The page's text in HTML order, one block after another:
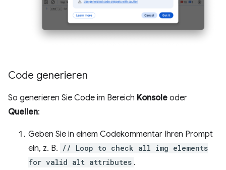
Code generieren
So generieren Sie Code im Bereich Konsole oder
Quellen:
Geben Sie in einem Codekommentar Ihren Prompt
ein, z. B. // Loop to check all img elements
for valid alt attributes .